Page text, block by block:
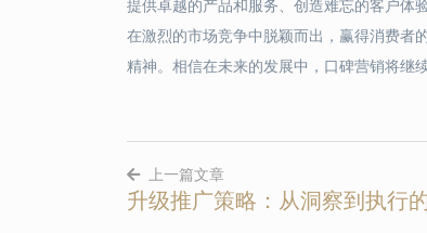
提供卓越的产品和服务、创造难忘的客户体
在激烈的市场竞争中脱颖而出，赢得消费者
精神。相信在未来的发展中，口碑营销将继
文
上一篇文章
升级推广策略：从洞察到执行